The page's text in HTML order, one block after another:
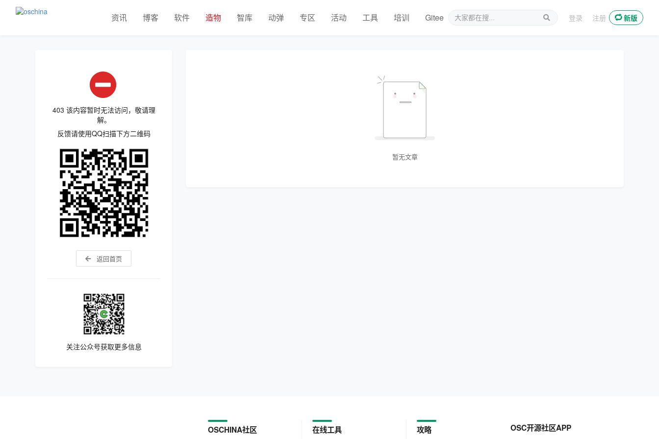
资讯 博客 软件 造物 智库 动弹 专区 活动 工具 培训 Gitee 新媒体 登录 注册 新版
403 该内容暂时无法访问，敬请理
解。
反馈请使用QQ扫描下方二维码
返回首页
关注公众号获取更多信息
暂无文章
OSCHINA社区 在线工具 攻略 OSC开源社区APP